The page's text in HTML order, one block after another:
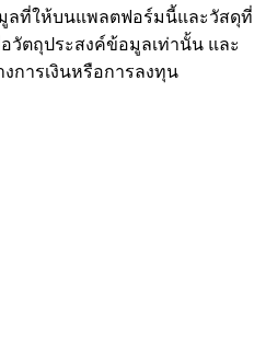
ลที่ให้บนแพลตฟอร์มนี้และวัสดุที่
อวัตถุประสงค์ข้อมูลเท่านั้น และ
การเงินหรือการลงทุน